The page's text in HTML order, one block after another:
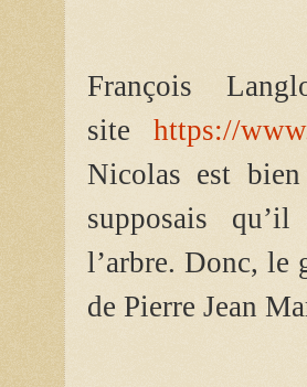
François
site https://
Nicolas est
supposais
l’arbre. Donc, le
de Pierre Jean